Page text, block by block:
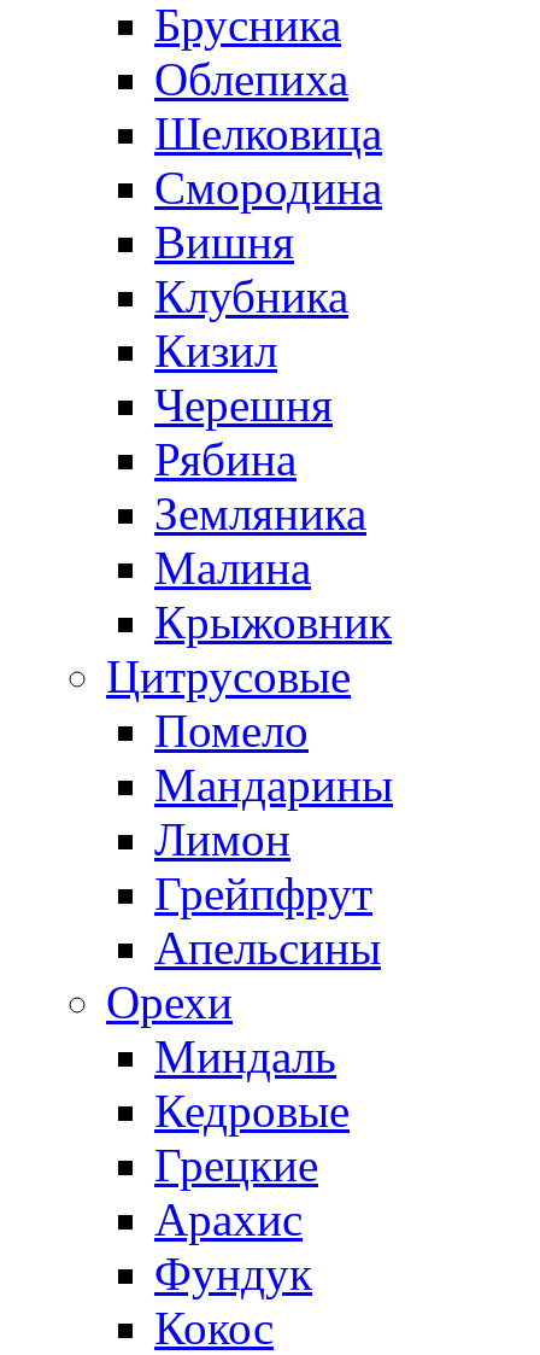
Брусника
Облепиха
Шелковица
Смородина
Вишня
Клубника
Кизил
Черешня
Рябина
Земляника
Малина
Крыжовник
Цитрусовые
Помело
Мандарины
Лимон
Грейпфрут
Апельсины
Орехи
Миндаль
Кедровые
Грецкие
Арахис
Фундук
Кокос